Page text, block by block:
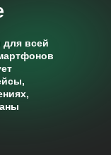
всей